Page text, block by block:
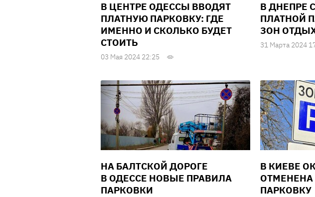
В ЦЕНТРЕ ОДЕССЫ ВВОДЯТ
ПЛАТНУЮ ПАРКОВКУ: ГДЕ
ИМЕННО И СКОЛЬКО БУДЕТ
СТОИТЬ
03 Мая 2024 22:25
В ДНЕПРЕ
ПЛАТНОЙ
ЗОН
31 Марта 2024
НА БАЛТСКОЙ ДОРОГЕ
В ОДЕССЕ НОВЫЕ ПРАВИЛА
ПАРКОВКИ
В КИЕВЕ
ОТМЕНЕНА
ПАРКОВКУ